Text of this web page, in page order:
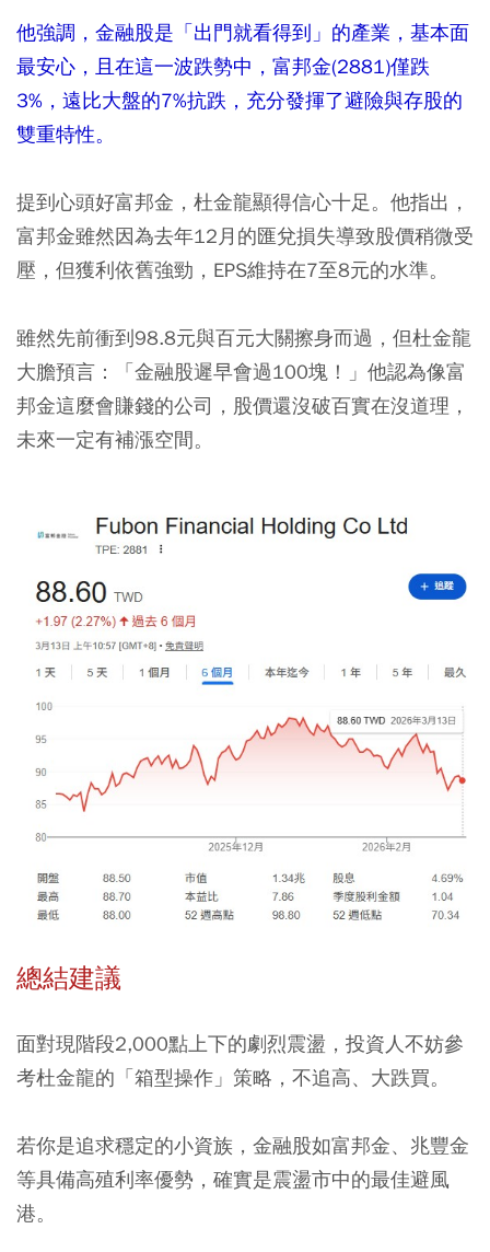
他強調，金融股是「出門就看得到」的產業，基本面
最安心，且在這一波跌勢中，富邦金(2881)僅跌
3%，遠比大盤的7%抗跌，充分發揮了避險與存股的
雙重特性。
提到心頭好富邦金，杜金龍顯得信心十足。他指出，
富邦金雖然因為去年12月的匯兌損失導致股價稍微受
壓，但獲利依舊強勁，EPS維持在7至8元的水準。
雖然先前衝到98.8元與百元大關擦身而過，但杜金龍
大膽預言：「金融股遲早會過100塊！」他認為像富
邦金這麼會賺錢的公司，股價還沒破百實在沒道理，
未來一定有補漲空間。
總結建議
面對現階段2,000點上下的劇烈震盪，投資人不妨參
考杜金龍的「箱型操作」策略，不追高、大跌買。
若你是追求穩定的小資族，金融股如富邦金、兆豐金
等具備高殖利率優勢，確實是震盪市中的最佳避風
港。